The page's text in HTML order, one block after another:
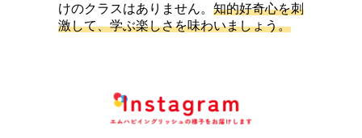
けのクラスはありません。 知的好奇心を刺
激して、学ぶ楽しさを味わいましょう。